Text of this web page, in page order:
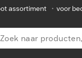
assortiment • voor